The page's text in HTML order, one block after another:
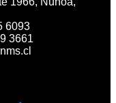
6093
3661